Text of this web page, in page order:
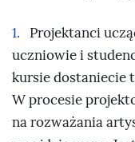
Projektanci
uczniowie i
kursie dostaniecie
W procesie
na rozważania